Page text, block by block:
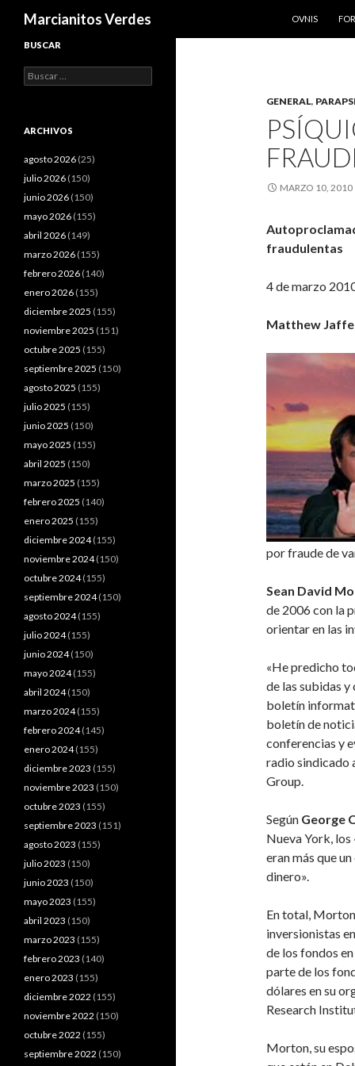
Marcianitos Verdes
OVNIS
GENERAL,
MARZO 10, 2010
fraudulentas
4 de marzo
Matthew Jaffe
por fraude de
Sean David
de 2006 con la
orientar en las
«He predicho
de las subidas
boletín
boletín de
conferencias y
radio sindicado
Group.
Según George
Nueva York,
eran más que
dinero».
En total,
inversionistas
de los fondos
parte de los
dólares en su
Research
Morton, su
BUSCAR
Buscar:
ARCHIVOS
agosto 2026 (25)
julio 2026 (150)
junio 2026 (150)
mayo 2026 (155)
abril 2026 (149)
marzo 2026 (155)
febrero 2026 (140)
enero 2026 (155)
diciembre 2025 (155)
noviembre 2025 (151)
octubre 2025 (155)
septiembre 2025 (150)
agosto 2025 (155)
julio 2025 (155)
junio 2025 (150)
mayo 2025 (155)
abril 2025 (150)
marzo 2025 (155)
febrero 2025 (140)
enero 2025 (155)
diciembre 2024(155)
noviembre 2024(150)
octubre 2024(155)
septiembre 2024(150)
agosto 2024(155)
julio 2024(155)
junio 2024(150)
mayo 2024(155)
abril 2024(150)
marzo 2024(155)
febrero 2024(145)
enero 2024(155)
diciembre 2023 (155)
noviembre 2023 (150)
octubre 2023 (155)
septiembre 2023 (151)
agosto 2023 (155)
julio 2023 (150)
junio 2023 (150)
mayo 2023 (155)
abril 2023 (150)
marzo 2023 (155)
febrero 2023 (140)
enero 2023 (155)
diciembre 2022 (155)
noviembre 2022 (150)
octubre 2022 (155)
septiembre 2022 (150)